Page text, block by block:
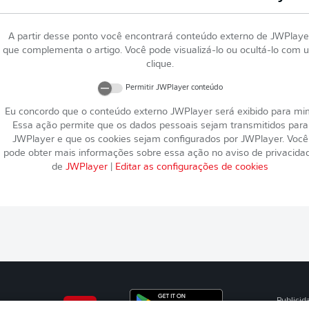
A partir desse ponto você encontrará conteúdo externo de
que complementa o artigo. Você pode visualizá-lo ou ocultá-lo com
clique.
Permitir JWPlayerconteúdo
Eu concordo que o conteúdo externo JWPlayerserá exibido para
Essa ação permite que os dados pessoais sejam transmitidos para
JWPlayere que os cookies sejam configurados por JWPlayer. Você
pode obter mais informações sobre essa ação no aviso de
de JWPlayer Editar as configurações de cookies